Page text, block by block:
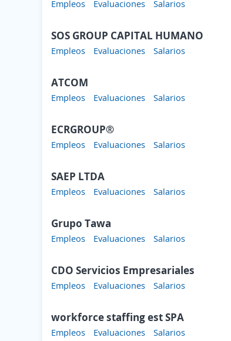
Empleos Evaluaciones Salarios
SOS GROUP CAPITAL HUMANO
Empleos Evaluaciones Salarios
ATCOM
Empleos Evaluaciones Salarios
ECRGROUP®️
Empleos Evaluaciones Salarios
SAEP LTDA
Empleos Evaluaciones Salarios
Grupo Tawa
Empleos Evaluaciones Salarios
CDO Servicios Empresariales
Empleos Evaluaciones Salarios
workforce staffing est SPA
Empleos Evaluaciones Salarios